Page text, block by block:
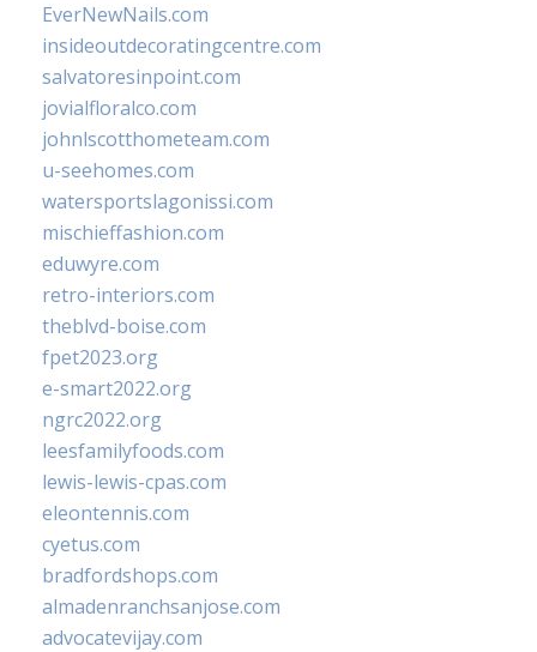
EverNewNails.com
insideoutdecoratingcentre.com
salvatoresinpoint.com
jovialfloralco.com
johnlscotthometeam.com
u-seehomes.com
watersportslagonissi.com
mischieffashion.com
eduwyre.com
retro-interiors.com
theblvd-boise.com
fpet2023.org
e-smart2022.org
ngrc2022.org
leesfamilyfoods.com
lewis-lewis-cpas.com
eleontennis.com
cyetus.com
bradfordshops.com
almadenranchsanjose.com
advocatevijay.com